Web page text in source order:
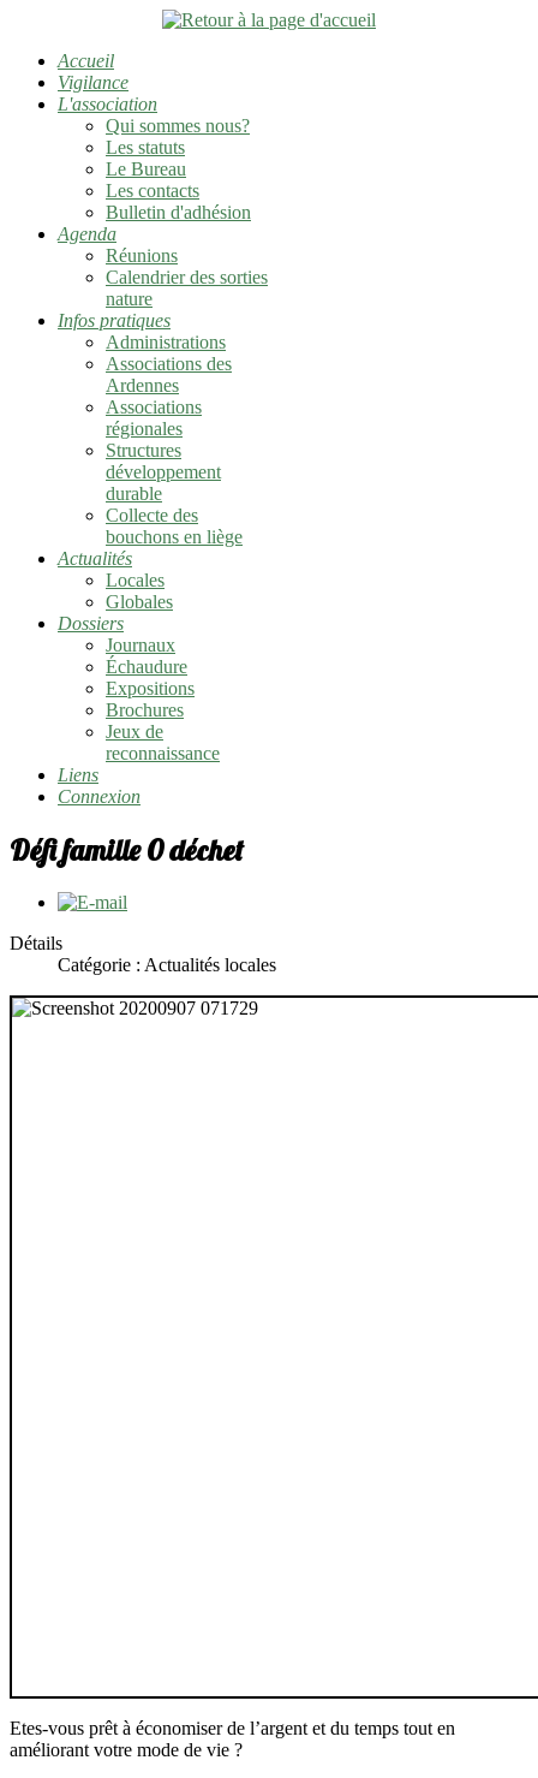
Accueil
Vigilance
L'association
Qui sommes nous?
Les statuts
Le Bureau
Les contacts
Bulletin d'adhésion
Agenda
Réunions
Calendrier des sorties
nature
Infos pratiques
Administrations
Associations des
Ardennes
Associations
régionales
Structures
développement
durable
Collecte des
bouchons en liège
Actualités
Locales
Globales
Dossiers
Journaux
Échaudure
Expositions
Brochures
Jeux de
reconnaissance
Liens
Connexion
Défi famille 0 déchet
Détails
Catégorie : Actualités locales
Etes-vous prêt à économiser de l’argent et du temps tout en
améliorant votre mode de vie ?